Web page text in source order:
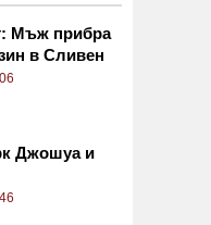
Мъж прибра
в Сливен
Джошуа и